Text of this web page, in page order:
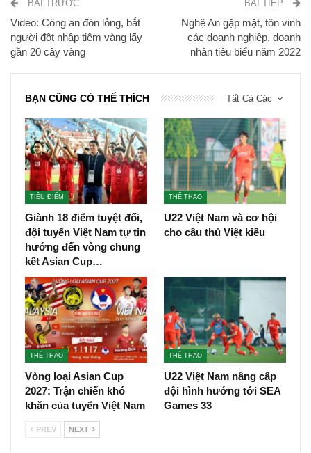
BÀI TRƯỚC
Video: Công an đón lỏng, bắt
người đột nhập tiệm vàng lấy
gần 20 cây vàng
BÀI TIẾP
Nghệ An gặp mặt, tôn vinh
các doanh nghiệp, doanh
nhân tiêu biểu năm 2022
Tất Cả Các
BẠN CŨNG CÓ THỂ THÍCH
TIÊU ĐIỂM
Giành 18 điểm tuyệt đối,
đội tuyển Việt Nam tự tin
hướng đến vòng chung
kết Asian Cup…
THỂ THAO
U22 Việt Nam và cơ hội
cho cầu thủ Việt kiều
THỂ THAO
Vòng loại Asian Cup
2027: Trận chiến khó
khăn của tuyển Việt Nam
THỂ THAO
U22 Việt Nam nâng cấp
đội hình hướng tới SEA
Games 33
PREV NEXT